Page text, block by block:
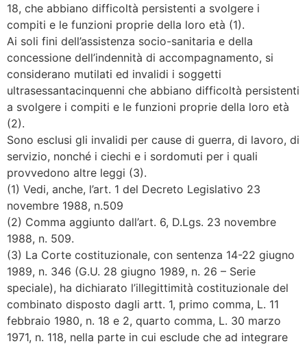
18, che abbiano difficoltà persistenti a svolgere i
compiti e le funzioni proprie della loro età (1).
Ai soli fini dell’assistenza socio-sanitaria e della
concessione dell’indennità di accompagnamento, si
considerano mutilati ed invalidi i soggetti
ultrasessantacinquenni che abbiano difficoltà persistenti
a svolgere i compiti e le funzioni proprie della loro età
(2).
Sono esclusi gli invalidi per cause di guerra, di lavoro, di
servizio, nonché i ciechi e i sordomuti per i quali
provvedono altre leggi (3).
(1) Vedi, anche, l’art. 1 del Decreto Legislativo 23
novembre 1988, n.509
(2) Comma aggiunto dall’art. 6, D.Lgs. 23 novembre
1988, n. 509.
(3) La Corte costituzionale, con sentenza 14-22 giugno
1989, n. 346 (G.U. 28 giugno 1989, n. 26 – Serie
speciale), ha dichiarato l’illegittimità costituzionale del
combinato disposto dagli artt. 1, primo comma, L. 11
febbraio 1980, n. 18 e 2, quarto comma, L. 30 marzo
1971, n. 118, nella parte in cui esclude che ad integrare